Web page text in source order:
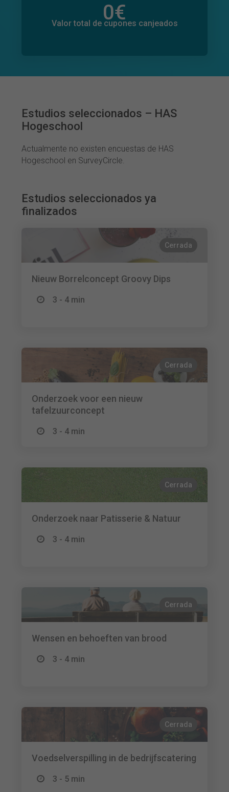
0€
Valor total de cupones canjeados
0€
Valor total de donaciones
Estudios seleccionados – HAS
Hogeschool
Actualmente no existen encuestas de HAS
Hogeschool en SurveyCircle.
Estudios seleccionados ya
finalizados
Cerrada
Nieuw Borrelconcept Groovy Dips
3 - 4 min
Cerrada
Onderzoek voor een nieuw
tafelzuurconcept
3 - 4 min
Cerrada
Onderzoek naar Patisserie & Natuur
3 - 4 min
Cerrada
Wensen en behoeften van brood
3 - 4 min
Cerrada
Voedselverspilling in de bedrijfscatering
3 - 5 min